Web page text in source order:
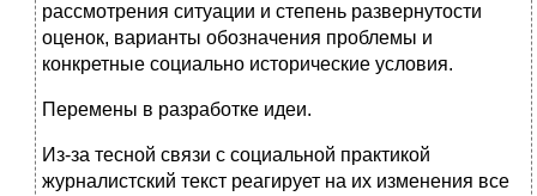
рассмотрения ситуации и степень развернутости
оценок, варианты обозначения проблемы и
конкретные социально исторические условия.
Перемены в разработке идеи.
Из-за тесной связи с социальной практикой
журналистский текст реагирует на их изменения все